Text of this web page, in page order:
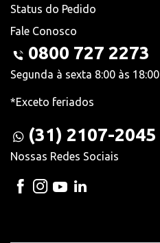
Status do Pedido
Fale Conosco
0800 727 2273
Segunda à sexta 8:00 às 18:00
*Exceto feriados
(31) 2107-2045
Nossas Redes Sociais